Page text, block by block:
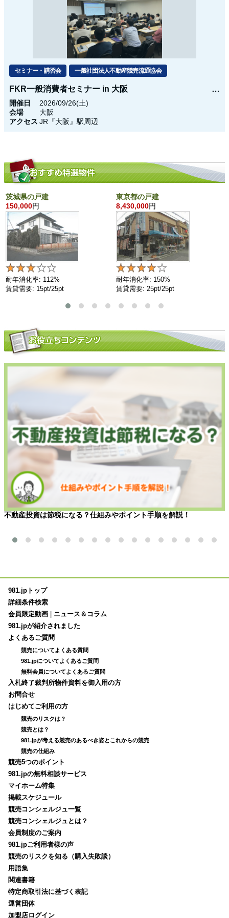
セミナー・講習会 一般社団法人不動産競売流通協会
FKR一般消費者セミナー in 大阪
開催日
2026/09/26(土)
会場
大阪
アクセス JR『大阪』駅周辺
茨城県の戸建
150,000円
耐年消化率: 112%
賃貸需要: 15pt/25pt
東京都の戸建
8,430,000円
耐年消化率: 150%
賃貸需要: 25pt/25pt
不動産投資は節税になる？仕組みやポイント手順を解説！
981.jpトップ
詳細条件検索
会員限定動画
ニュース＆コラム
981.jpが紹介されました
よくあるご質問
競売についてよくある質問
981.jpについてよくあるご質問
無料会員についてよくあるご質問
入札終了裁判所物件資料を御入用の方
お問合せ
はじめてご利用の方
競売のリスクは？
競売とは？
981.jpが考える競売のあるべき姿とこれからの競売
競売の仕組み
競売5つのポイント
981.jpの無料相談サービス
マイホーム特集
掲載スケジュール
競売コンシェルジュ一覧
競売コンシェルジュとは？
会員制度のご案内
981.jpご利用者様の声
競売のリスクを知る（購入失敗談）
用語集
関連書籍
特定商取引法に基づく表記
運営団体
加盟店ログイン